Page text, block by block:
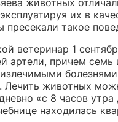
их в
пресекали такое
ветеринар 1
артели, причем
животных
«с 8 часов
находилась